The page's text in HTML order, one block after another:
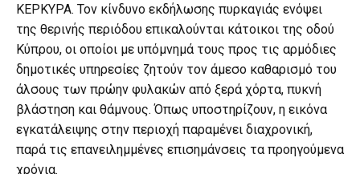
ΚΕΡΚΥΡΑ. Τον κίνδυνο εκδήλωσης πυρκαγιάς ενόψει
της θερινής περιόδου επικαλούνται κάτοικοι της οδού
Κύπρου, οι οποίοι με υπόμνημά τους προς τις αρμόδιες
δημοτικές υπηρεσίες ζητούν τον άμεσο καθαρισμό του
άλσους των πρώην φυλακών από ξερά χόρτα, πυκνή
βλάστηση και θάμνους. Όπως υποστηρίζουν, η εικόνα
εγκατάλειψης στην περιοχή παραμένει διαχρονική,
παρά τις επανειλημμένες επισημάνσεις τα προηγούμενα
χρόνια.